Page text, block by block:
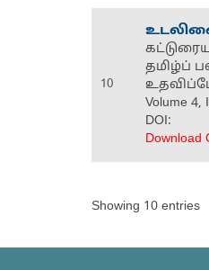
10
தமிழ்ப்
Volume 4,
DOI:
Download
Showing 10 entries